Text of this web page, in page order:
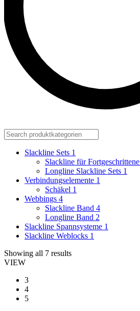
Slackline Sets 1
Slackline für Fortgeschrittene
Longline Slackline Sets 1
Verbindungselemente 1
Schäkel 1
Webbings 4
Slackline Band 4
Longline Band 2
Slackline Spannsysteme 1
Slackline Weblocks 1
Showing all 7 results
VIEW
3
4
5